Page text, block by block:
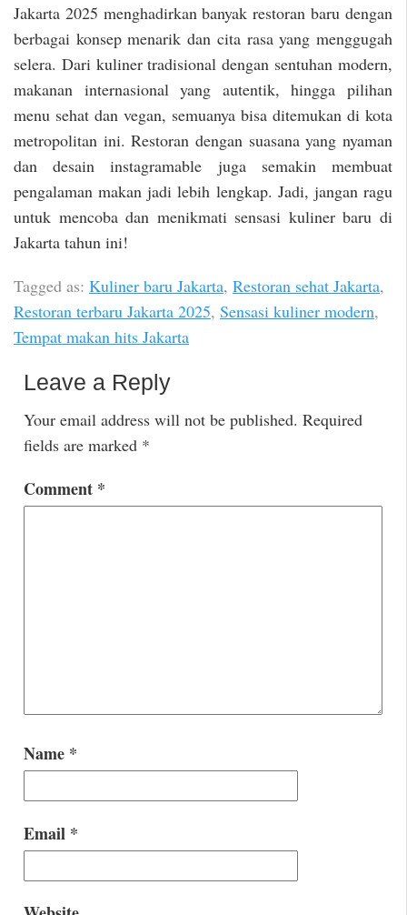
Jakarta 2025 menghadirkan banyak restoran baru dengan
berbagai konsep menarik dan cita rasa yang menggugah
selera. Dari kuliner tradisional dengan sentuhan modern,
makanan internasional yang autentik, hingga pilihan
menu sehat dan vegan, semuanya bisa ditemukan di kota
metropolitan ini. Restoran dengan suasana yang nyaman
dan desain instagramable juga semakin membuat
pengalaman makan jadi lebih lengkap. Jadi, jangan ragu
untuk mencoba dan menikmati sensasi kuliner baru di
Jakarta tahun ini!
Tagged as: Kuliner baru Jakarta, Restoran sehat Jakarta,
Restoran terbaru Jakarta 2025, Sensasi kuliner modern,
Tempat makan hits Jakarta
Leave a Reply
Your email address will not be published. Required
fields are marked *
Comment *
Name *
Email *